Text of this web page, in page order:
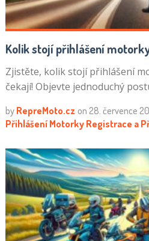
Kolik stojí přihlášení
Zjistěte, kolik stojí přihlášení
čekají! Objevte jednoduchý
by RepreMoto.cz on 28. července
Přihlášení Motorky Registrace a